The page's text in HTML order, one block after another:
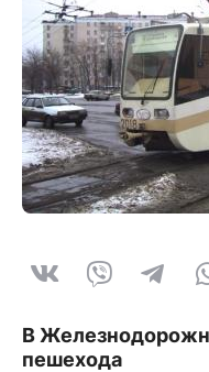
В
пешехода